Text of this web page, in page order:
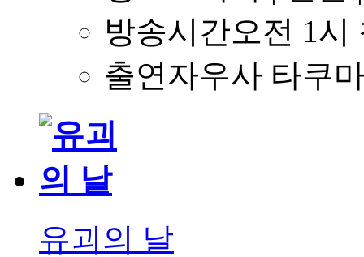
방송시간오전 1
출연자우사 타쿠
유괴의 날